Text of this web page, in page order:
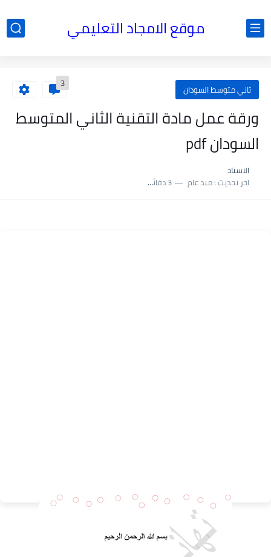
موقع الامجاد التعليمي
ثاني متوسط السودان 3
ورقة عمل مادة التقنية الثاني المتوسط
السودان pdf
الاستاذ
اخر تحديث :منذ عام 3 دقائق للقراءة